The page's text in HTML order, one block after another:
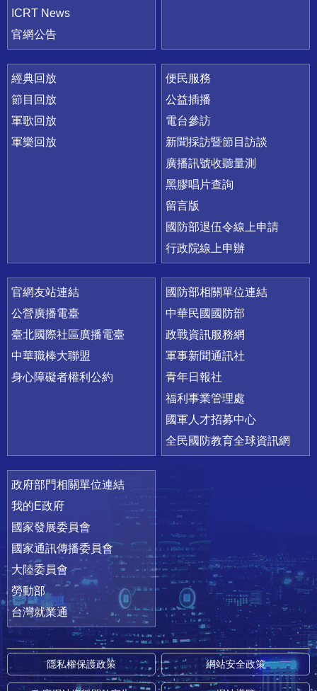
ICRT News
官網公告
經典回放
節目回放
軍歌回放
軍樂回放
便民服務
公益插播
電台參訪
新聞採訪暨節目訪談
廣播訊號收聽量測
黑膠唱片查詢
留言版
國防部退伍令線上申請
行政院線上申辦
官網友站連結
公營廣播電臺
臺北國際社區廣播電臺
中華職棒大聯盟
身心障礙者權利公約
國防部相關單位連結
中華民國國防部
政戰資訊服務網
軍事新聞通訊社
青年日報社
福利事業管理處
國軍人才招募中心
全民國防教育全球資訊網
政府部門相關單位連結
我的E政府
國家發展委員會
國家通訊傳播委員會
大陸委員會
勞動部
台灣就業通
隱私權保護政策 網站安全政策